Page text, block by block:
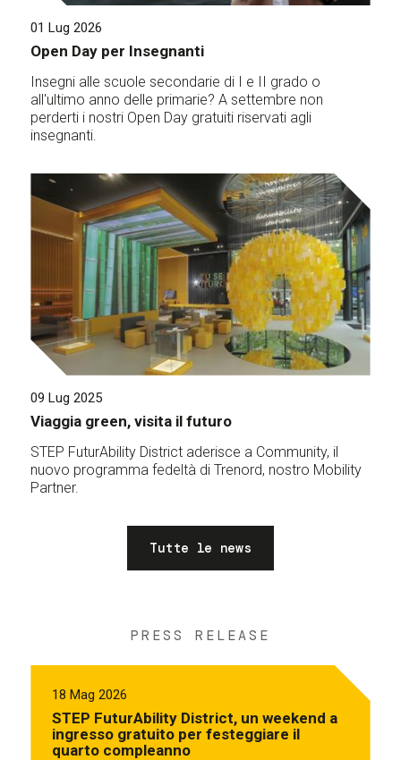
01 Lug 2026
Open Day per Insegnanti
Insegni alle scuole secondarie di I e II grado o
all'ultimo anno delle primarie? A settembre non
perderti i nostri Open Day gratuiti riservati agli
insegnanti.
09 Lug 2025
Viaggia green, visita il futuro
STEP FuturAbility District aderisce a Community, il
nuovo programma fedeltà di Trenord, nostro Mobility
Partner.
Tutte le news
PRESS RELEASE
18 Mag 2026
STEP FuturAbility District, un weekend a
ingresso gratuito per festeggiare il
quarto compleanno